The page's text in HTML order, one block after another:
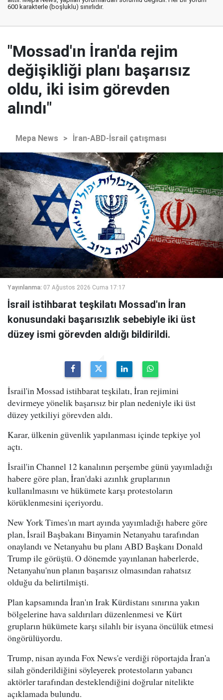
600 karakterle (boşluklu) sınırlıdır.
"Mossad'ın İran'da rejim
değişikliği planı başarısız
oldu, iki isim görevden
alındı"
Mepa News > İran-ABD-İsrail çatışması
Yayınlanma: 07 Ağustos 2026 Cuma 17:17
İsrail istihbarat teşkilatı Mossad'ın İran
konusundaki başarısızlık sebebiyle iki üst
düzey ismi görevden aldığı bildirildi.
İsrail'in Mossad istihbarat teşkilatı, İran rejimini
devirmeye yönelik başarısız bir plan nedeniyle iki üst
düzey yetkiliyi görevden aldı.
Karar, ülkenin güvenlik yapılanması içinde tepkiye yol
açtı.
İsrail'in Channel 12 kanalının perşembe günü yayımladığı
habere göre plan, İran'daki azınlık gruplarının
kullanılmasını ve hükümete karşı protestoların
körüklenmesini içeriyordu.
New York Times'ın mart ayında yayımladığı habere göre
plan, İsrail Başbakanı Binyamin Netanyahu tarafından
onaylandı ve Netanyahu bu planı ABD Başkanı Donald
Trump ile görüştü. O dönemde yayınlanan haberlerde,
Netanyahu'nun planın başarısız olmasından rahatsız
olduğu da belirtilmişti.
Plan kapsamında İran'ın Irak Kürdistanı sınırına yakın
bölgelerine hava saldırıları düzenlenmesi ve Kürt
grupların hükümete karşı silahlı bir isyana öncülük etmesi
öngörülüyordu.
Trump, nisan ayında Fox News'e verdiği röportajda İran'a
silah gönderildiğini söyleyerek protestoların yabancı
aktörler tarafından desteklendiğini doğrular nitelikte
açıklamada bulundu.